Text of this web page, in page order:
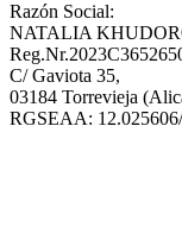
Razón Social:
NATALIA
C/ Gaviota 35,
03184 Torrevieja
RGSEAA: